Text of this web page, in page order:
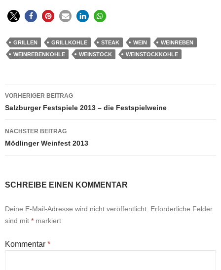
GRILLEN GRILLKOHLE STEAK WEIN
WEINREBEN
WEINREBENKOHLE
WEINSTOCK WEINSTOCKKOHLE
Beitragsnavigation
VORHERIGER BEITRAG
Salzburger Festspiele 2013 – die Festspielweine
NÄCHSTER BEITRAG
Mödlinger Weinfest 2013
SCHREIBE EINEN KOMMENTAR
Deine E-Mail-Adresse wird nicht veröffentlicht. Erforderliche Felder
sind mit * markiert
Kommentar *